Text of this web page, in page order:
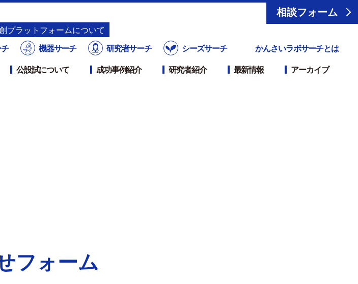
プラットフォームについて
機器サーチ 研究者サーチ シーズサーチ
かんさいラボサーチとは
公設試について 成功事例紹介 研究者紹介 最新情報 アーカイブ
相談フォーム
フォーム